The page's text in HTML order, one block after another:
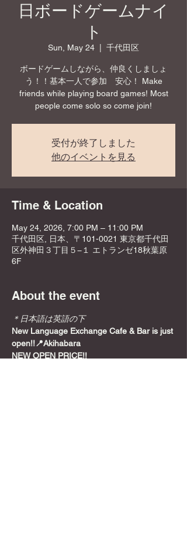
日ボードゲームナイ
ト
Sun, May 24 千代田区
ボードゲームしながら、仲良くしましょ
う！！基本一人で参加 安心！ Make
friends while playing board games! Most
people come solo so come join!
受付が終了しました
他のイベントを見る
Time & Location
May 24, 2026, 7:00 PM – 11:00 PM
千代田区, 日本、〒101-0021 東京都千代田
区外神田３丁目５−１ エトランゼ18秋葉原
6F
About the event
＊日本語は英語の下
New Language Exchange Cafe & Bar is just
open!!📍Akihabara
NEW OPEN PRICE!!